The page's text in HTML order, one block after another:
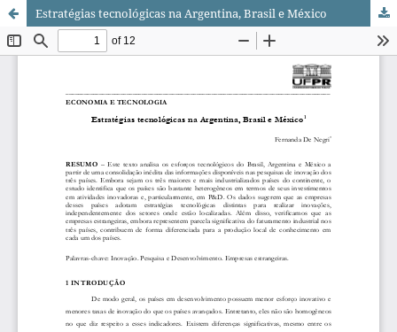
Estratégias tecnológicas na Argentina, Brasil e México